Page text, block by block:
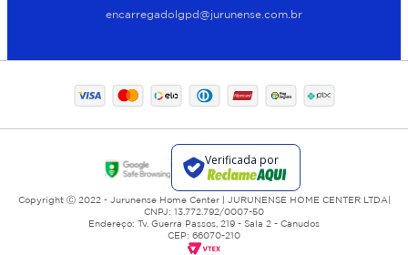
encarregadolgpd@jurunense.com.br
Copyright Ⓒ 2022 - Jurunense Home Center | JURUNENSE HOME CENTER LTDA|
CNPJ: 13.772.792/0007-50
Endereço: Tv. Guerra Passos, 219 - Sala 2 - Canudos
CEP: 66070-210